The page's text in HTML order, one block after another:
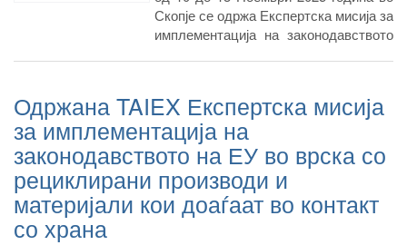
Скопје се одржа Експертска мисија за
имплементација на законодавството
Одржана TAIEX Експертска мисија
за имплементација на
законодавството на ЕУ во врска со
рециклирани производи и
материјали кои доаѓаат во контакт
со храна